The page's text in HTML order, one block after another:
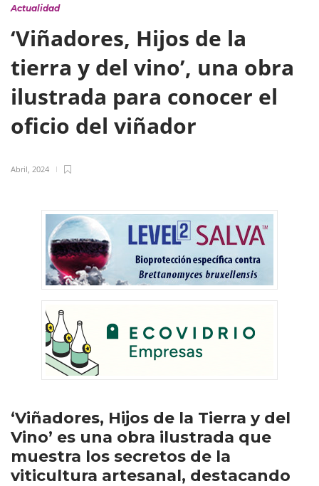
Actualidad
‘Viñadores, Hijos de la
tierra y del vino’, una obra
ilustrada para conocer el
oficio del viñador
Abril, 2024
‘Viñadores, Hijos de la Tierra y del
Vino’ es una obra ilustrada que
muestra los secretos de la
viticultura artesanal, destacando